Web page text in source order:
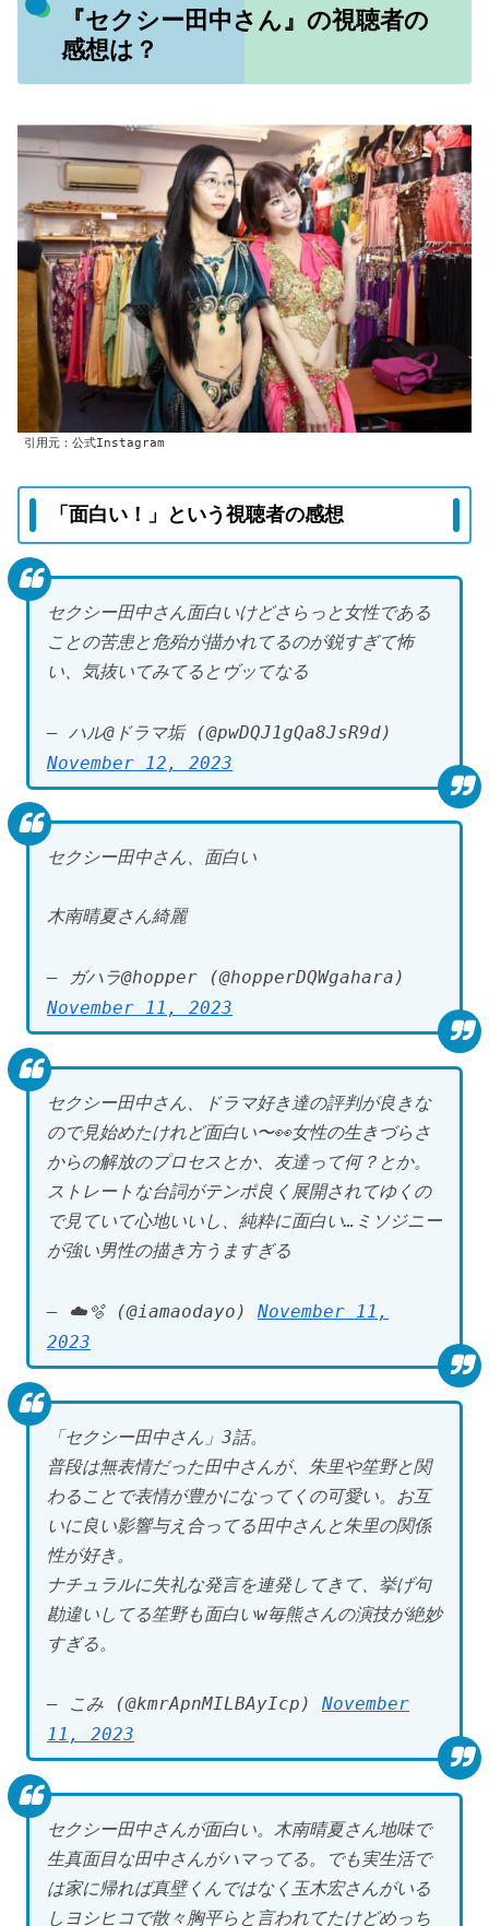
『セクシー田中さん』の視聴者の
感想は？
引用元：公式Instagram
「面白い！」という視聴者の感想
セクシー田中さん面白いけどさらっと女性である
ことの苦患と危殆が描かれてるのが鋭すぎて怖
い、気抜いてみてるとヴッてなる
— ハル@ドラマ垢 (@pwDQJ1gQa8JsR9d)
November 12, 2023
セクシー田中さん、面白い
木南晴夏さん綺麗
— ガハラ@hopper (@hopperDQWgahara)
November 11, 2023
セクシー田中さん、ドラマ好き達の評判が良きな
ので見始めたけれど面白い〜👀女性の生きづらさ
からの解放のプロセスとか、友達って何？とか。
ストレートな台詞がテンポ良く展開されてゆくの
で見ていて心地いいし、純粋に面白い…ミソジニー
が強い男性の描き方うますぎる
— ☁️🫧 (@iamaodayo) November 11,
2023
「セクシー田中さん」3話。
普段は無表情だった田中さんが、朱里や笙野と関
わることで表情が豊かになってくの可愛い。お互
いに良い影響与え合ってる田中さんと朱里の関係
性が好き。
ナチュラルに失礼な発言を連発してきて、挙げ句
勘違いしてる笙野も面白いw毎熊さんの演技が絶妙
すぎる。
— こみ (@kmrApnMILBAyIcp) November
11, 2023
セクシー田中さんが面白い。木南晴夏さん地味で
生真面目な田中さんがハマってる。でも実生活で
は家に帰れば真壁くんではなく玉木宏さんがいる
しヨシヒコで散々胸平らと言われてたけどめっち